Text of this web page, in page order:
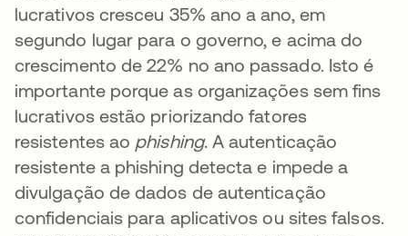
lucrativos cresceu 35% ano a ano, em
segundo lugar para o governo, e acima do
crescimento de 22% no ano passado. Isto é
importante porque as organizações sem fins
lucrativos estão priorizando fatores
resistentes ao phishing. A autenticação
resistente a phishing detecta e impede a
divulgação de dados de autenticação
confidenciais para aplicativos ou sites falsos.